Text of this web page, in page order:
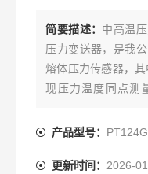
简要描述： 中高温
压力变送器，是我
熔体压力传感器，
现压力温度同点测
配套使用。其优势
单，性价比高。广
产品型号： PT124G-
更新时间： 2026-